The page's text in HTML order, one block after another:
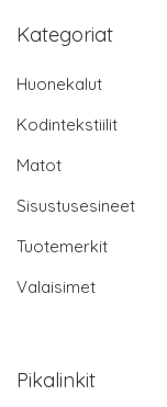
Kategoriat
Huonekalut
Kodintekstiilit
Matot
Sisustusesineet
Tuotemerkit
Valaisimet
Pikalinkit